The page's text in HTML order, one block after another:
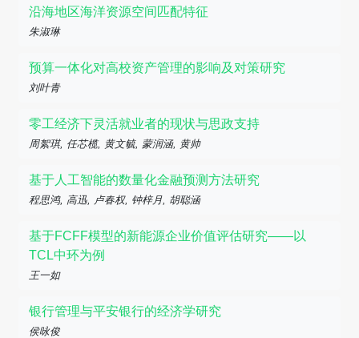
沿海地区海洋资源空间匹配特征
朱淑琳
预算一体化对高校资产管理的影响及对策研究
刘叶青
零工经济下灵活就业者的现状与思政支持
周絮琪, 任芯榄, 黄文毓, 蒙润涵, 黄帅
基于人工智能的数量化金融预测方法研究
程思鸿, 高迅, 卢春权, 钟梓月, 胡聪涵
基于FCFF模型的新能源企业价值评估研究——以
TCL中环为例
王一如
银行管理与平安银行的经济学研究
侯咏俊